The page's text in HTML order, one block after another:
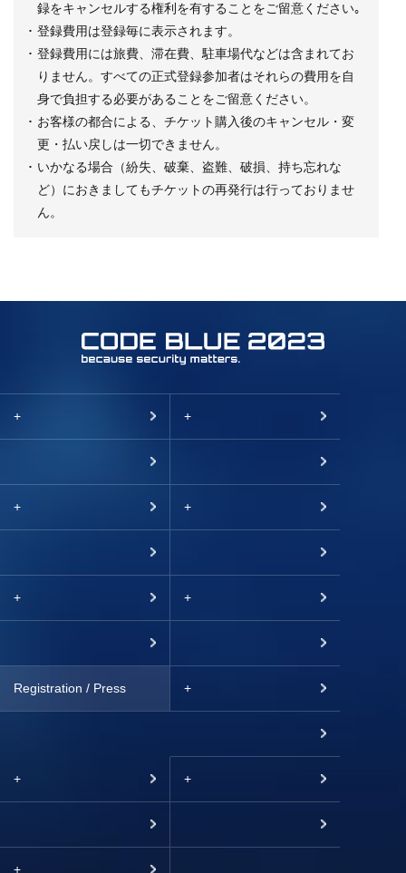
録をキャンセルする権利を有することをご留意ください｡
･ 登録費用は登録毎に表示されます。
･ 登録費用には旅費、滞在費、駐車場代などは含まれてお
りません。すべての正式登録参加者はそれらの費用を自
身で負担する必要があることをご留意ください。
･ お客様の都合による、チケット購入後のキャンセル・変
更・払い戻しは一切できません。
･ いかなる場合（紛失、破棄、盗難、破損、持ち忘れな
ど）におきましてもチケットの再発行は行っておりませ
ん。
+ +
+ +
+ +
Registration / Press +
+ +
+